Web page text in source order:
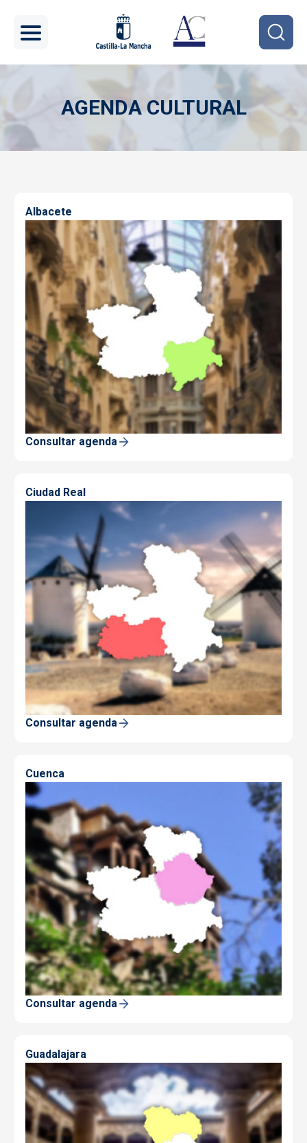
AGENDA CULTURAL
Imagen
Albacete
Consultar agenda
Ciudad Real
Consultar agenda
Cuenca
Consultar agenda
Guadalajara